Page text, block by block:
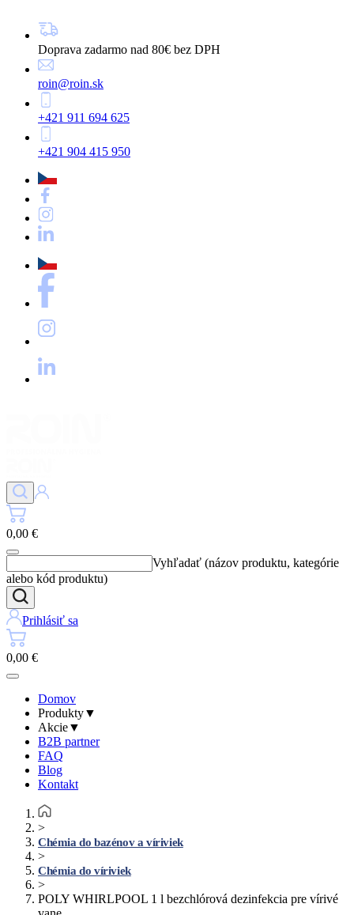
Doprava zadarmo nad 80€ bez DPH
roin@roin.sk
+421 911 694 625
+421 904 415 950
0,00 €
Vyhľadať (názov produktu, kategórie
alebo kód produktu)
Prihlásiť sa
0,00 €
Domov
Produkty▼
Akcie▼
B2B partner
FAQ
Blog
Kontakt
>
Chémia do bazénov a víriviek
>
Chémia do víriviek
>
POLY WHIRLPOOL 1 l bezchlórová dezinfekcia pre vírivé